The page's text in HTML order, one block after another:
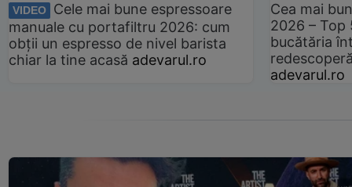
VIDEO
Cele mai bune espressoare
manuale cu portafiltru 2026: cum
obții un espresso de nivel barista
chiar la tine acasă adevarul.ro
Cea mai
2026 –
bucătăria
adevarul.ro